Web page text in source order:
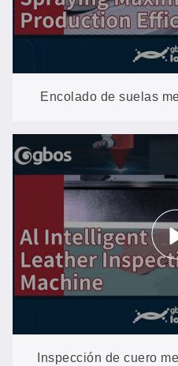
Encolado de suelas
ejes: aplicación
los tamaños, sin
Inspección de cuero